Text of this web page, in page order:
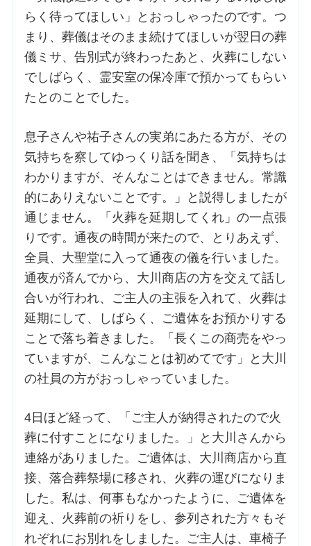
らく待ってほしい」とおっしゃったのです。つ
まり、葬儀はそのまま続けてほしいが翌日の葬
儀ミサ、告別式が終わったあと、火葬にしない
でしばらく、霊安室の保冷庫で預かってもらい
たとのことでした。
息子さんや祐子さんの実弟にあたる方が、その
気持ちを察してゆっくり話を聞き、「気持ちは
わかりますが、そんなことはできません。常識
的にありえないことです。」と説得しましたが
通じません。「火葬を延期してくれ」の一点張
りです。通夜の時間が来たので、とりあえず、
全員、大聖堂に入って通夜の儀を行いました。
通夜が済んでから、大川商店の方を交えて話し
合いが行われ、ご主人の主張を入れて、火葬は
延期にして、しばらく、ご遺体をお預かりする
ことで落ち着きました。「長くこの商売をやっ
ていますが、こんなことは初めてです」と大川
の社員の方がおっしゃっていました。
4日ほど経って、「ご主人が納得されたので火
葬に付すことになりました。」と大川さんから
連絡がありました。ご遺体は、大川商店から直
接、落合葬祭場に移され、火葬の運びになりま
した。私は、何事もなかったように、ご遺体を
迎え、火葬前の祈りをし、参列された方々もそ
れぞれにお別れをしました。ご主人は、車椅子